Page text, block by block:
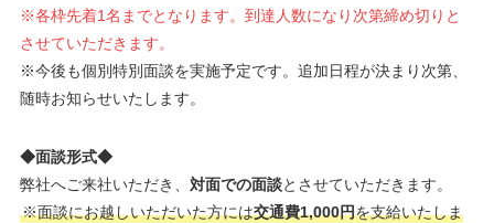
※各枠先着1名までとなります。到達人数になり次第締め切りと
させていただきます。
※今後も個別特別面談を実施予定です。追加日程が決まり次第、
随時お知らせいたします。
◆面談形式◆
弊社へご来社いただき、 対面での面談とさせていただきます。
※面談にお越しいただいた方には交通費1,000円を支給いたしま